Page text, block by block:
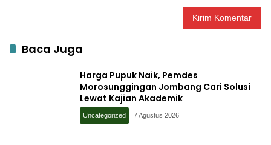
Baca Juga
Harga Pupuk Naik, Pemdes
Morosunggingan Jombang Cari Solusi
Lewat Kajian Akademik
Uncategorized 7 Agustus 2026